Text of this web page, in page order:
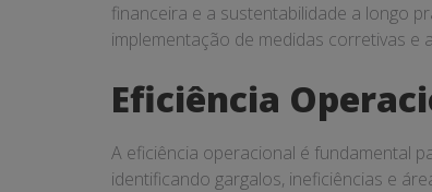
financeira e a sustentabilidade a longo
implementação de medidas corretivas e
Eficiência
A eficiência operacional é fundamental
identificando gargalos, ineficiências e